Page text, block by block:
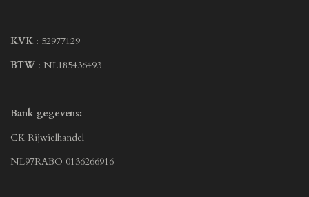
KVK : 52977129
BTW : NL185436493
Bank gegevens:
CK Rijwielhandel
NL97RABO 0136266916